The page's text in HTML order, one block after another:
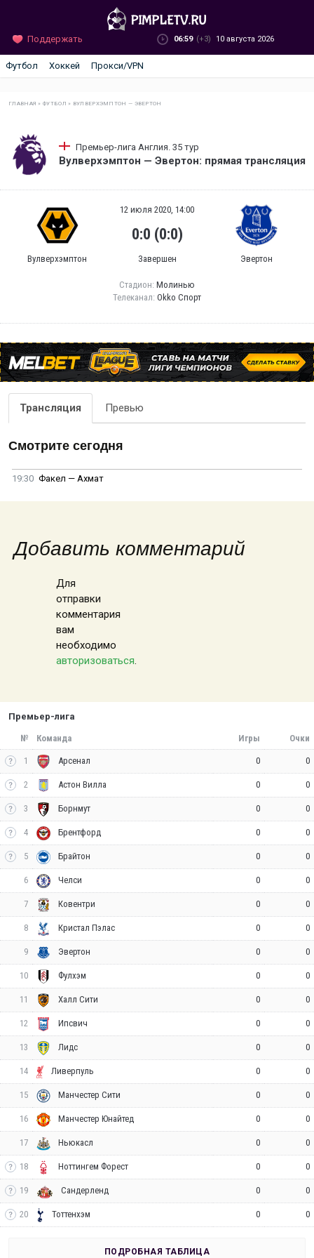
Поддержать 06:59 (+3) 10 августа 2026
Футбол Хоккей Прокси/VPN
ГЛАВНАЯ »ФУТБОЛ » ВУЛВЕРХЭМПТОН — ЭВЕРТОН
Премьер-лига Англия. 35 тур
Вулверхэмптон — Эвертон: прямая трансляция
Вулверхэмптон
12 июля 2020, 14:00
0:0 (0:0)
Завершен Эвертон
Стадион: Молинью
Телеканал: Okko Спорт
Трансляция Превью
Смотрите сегодня
19:30 Факел — Ахмат
Добавить комментарий
Для
отправки
комментария
вам
необходимо
авторизоваться.
Премьер-лига
№ Команда Игры Очки
1 Арсенал 0 0
2 Астон Вилла 0 0
3 Борнмут 0 0
4 Брентфорд 0 0
5 Брайтон 0 0
6 Челси 0 0
7 Ковентри 0 0
8 Кристал Пэлас 0 0
9 Эвертон 0 0
10 Фулхэм 0 0
11 Халл Сити 0 0
12 Ипсвич 0 0
13 Лидс 0 0
14 Ливерпуль 0 0
15 Манчестер Сити 0 0
16 Манчестер Юнайтед 0 0
17 Ньюкасл 0 0
18 Ноттингем Форест 0 0
19 Сандерленд 0 0
20 Тоттенхэм 0 0
ПОДРОБНАЯ ТАБЛИЦА